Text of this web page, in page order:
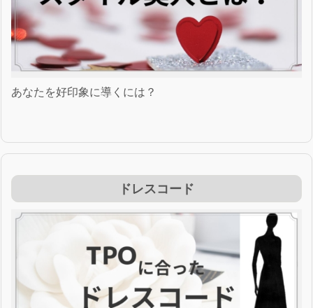
あなたを好印象に導くには？
ドレスコード